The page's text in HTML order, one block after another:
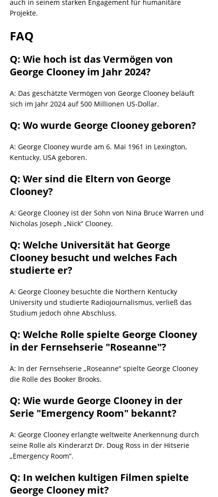
auch in seinem starken Engagement für humanitäre
Projekte.
FAQ
Q: Wie hoch ist das Vermögen von
George Clooney im Jahr 2024?
A: Das geschätzte Vermögen von George Clooney beläuft
sich im Jahr 2024 auf 500 Millionen US-Dollar.
Q: Wo wurde George Clooney geboren?
A: George Clooney wurde am 6. Mai 1961 in Lexington,
Kentucky, USA geboren.
Q: Wer sind die Eltern von George
Clooney?
A: George Clooney ist der Sohn von Nina Bruce Warren und
Nicholas Joseph „Nick“ Clooney.
Q: Welche Universität hat George
Clooney besucht und welches Fach
studierte er?
A: George Clooney besuchte die Northern Kentucky
University und studierte Radiojournalismus, verließ das
Studium jedoch ohne Abschluss.
Q: Welche Rolle spielte George Clooney
in der Fernsehserie "Roseanne"?
A: In der Fernsehserie „Roseanne“ spielte George Clooney
die Rolle des Booker Brooks.
Q: Wie wurde George Clooney in der
Serie "Emergency Room" bekannt?
A: George Clooney erlangte weltweite Anerkennung durch
seine Rolle als Kinderarzt Dr. Doug Ross in der Hitserie
„Emergency Room“.
Q: In welchen kultigen Filmen spielte
George Clooney mit?